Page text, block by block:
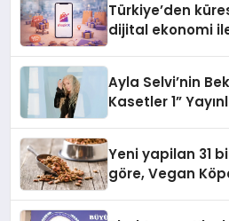
Türkiye’den
dijital ekonomi
Ayla Selvi’nin
Kasetler 1”
Yeni yapilan 31
göre, Vegan